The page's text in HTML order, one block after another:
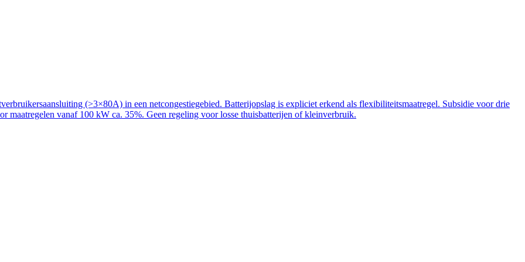
(>3×80A) in een netcongestiegebied. Batterijopslag is expliciet erkend als flexibiliteitsmaatregel. Subsidie voor drie
maatregelen vanaf 100 kW ca. 35%. Geen regeling voor losse thuisbatterijen of kleinverbruik.